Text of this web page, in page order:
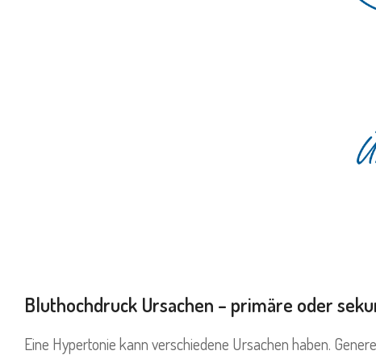
Bluthochdruck Ursachen – primäre oder
Eine Hypertonie kann verschiedene Ursachen haben.